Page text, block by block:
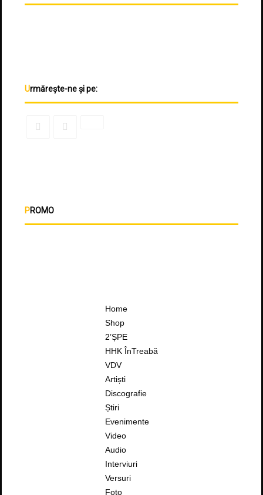
Urmărește-ne și pe:
PROMO
Home
Shop
2’ȘPE
HHK ÎnTreabă
VDV
Artiști
Discografie
Știri
Evenimente
Video
Audio
Interviuri
Versuri
Foto